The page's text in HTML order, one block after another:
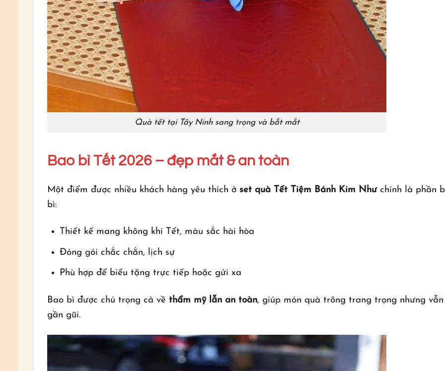
Quà tết tại Tây Ninh sang trọng và bắt mắt
Bao bì Tết 2026 – đẹp mắt & an toàn
Một điểm được nhiều khách hàng yêu thích ởset quà Tết Tiệm Bánh Kim Nhưchính là phần
bì:
Thiết kế mang không khí Tết, màu sắc hài hòa
Đóng gói chắc chắn, lịch sự
Phù hợp để biếu tặng trực tiếp hoặc gửi xa
Bao bì được chú trọng cả vềthẩm mỹ lẫn an toàn, giúp món quà trông trang trọng nhưng vẫn
gần gũi.